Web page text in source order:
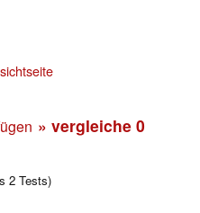
» vergleiche 0
2 Tests)